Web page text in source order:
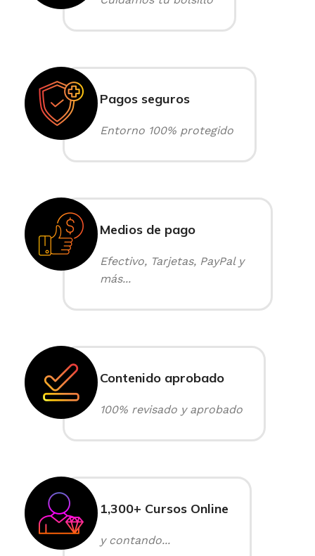
Pagos seguros
Entorno 100% protegido
Medios de pago
Efectivo, Tarjetas, PayPal y
más...
Contenido aprobado
100% revisado y aprobado
1,300+ Cursos Online
y contando...